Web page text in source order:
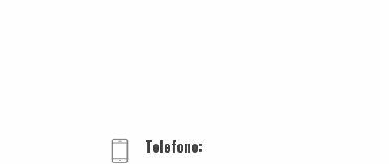
Telefono: